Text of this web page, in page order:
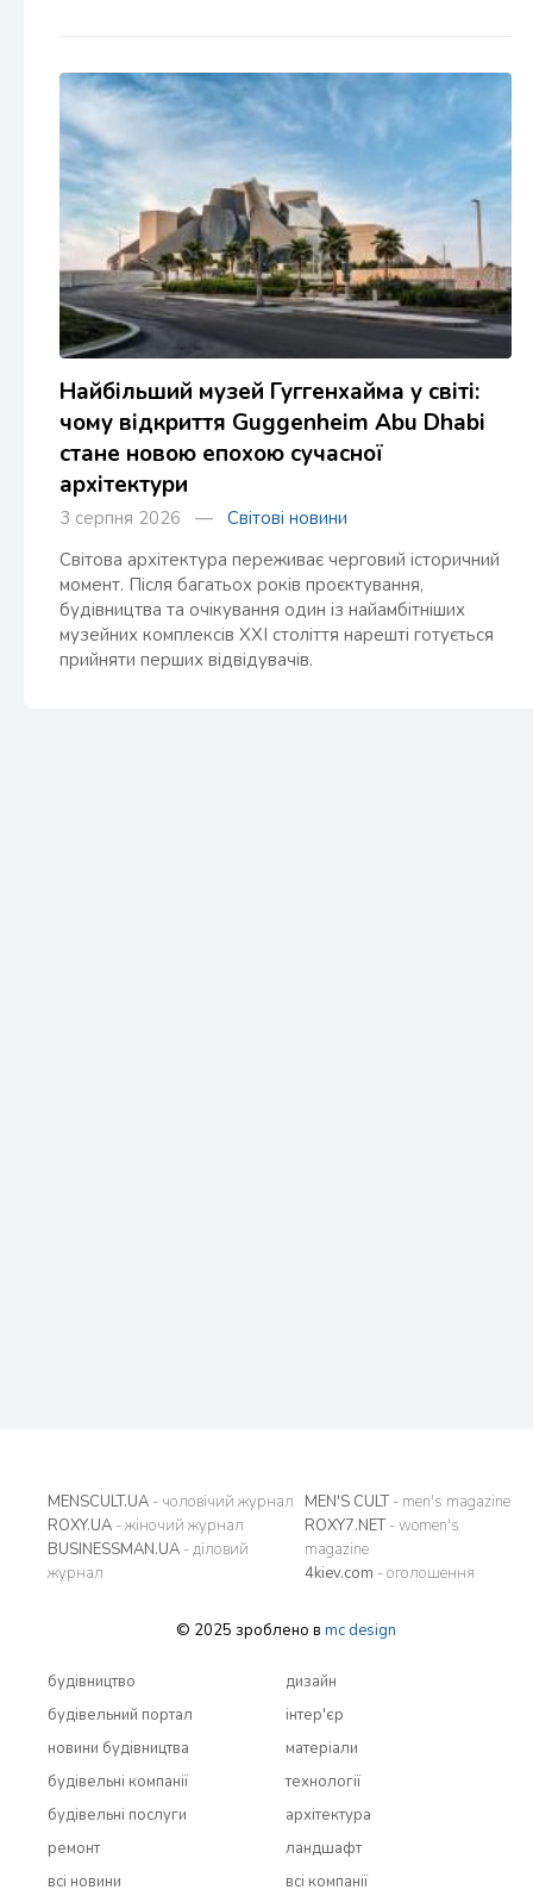
Найбільший музей Гуггенхайма у світі:
чому відкриття Guggenheim Abu Dhabi
стане новою епохою сучасної
архітектури
3 серпня 2026 — Світові новини
Світова архітектура переживає черговий історичний
момент. Після багатьох років проєктування,
будівництва та очікування один із найамбітніших
музейних комплексів XXI століття нарешті готується
прийняти перших відвідувачів.
MENSCULT.UA - чоловічий журнал
ROXY.UA - жіночий журнал
BUSINESSMAN.UA - діловий
журнал
MEN'S CULT- men's magazine
ROXY7.NET- women's
magazine
4kiev.com - оголошення
© 2025 зроблено в mc design
будівництво
будівельний портал
новини будівництва
будівельні компанії
будівельні послуги
ремонт
всi новини
дизайн
інтер'єр
матеріали
технології
архітектура
ландшафт
всi компанії